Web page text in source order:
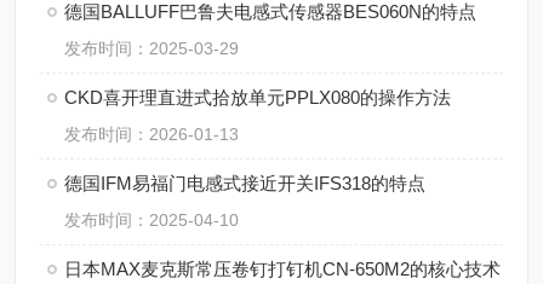
德国BALLUFF巴鲁夫电感式传感器BES060N的特点
发布时间：2025-03-29
CKD喜开理直进式拾放单元PPLX080的操作方法
发布时间：2026-01-13
德国IFM易福门电感式接近开关IFS318的特点
发布时间：2025-04-10
日本MAX麦克斯常压卷钉打钉机CN-650M2的核心技术